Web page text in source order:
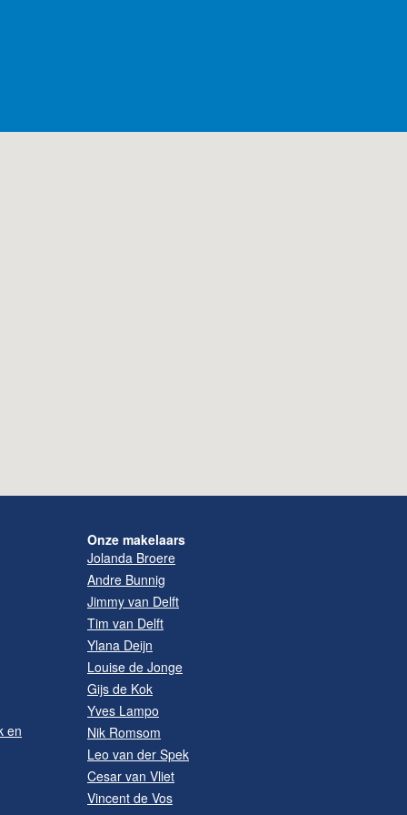
en
Onze makelaars
Jolanda Broere
Andre Bunnig
Jimmy van Delft
Tim van Delft
Ylana Deijn
Louise de Jonge
Gijs de Kok
Yves Lampo
Nik Romsom
Leo van der Spek
Cesar van Vliet
Vincent de Vos